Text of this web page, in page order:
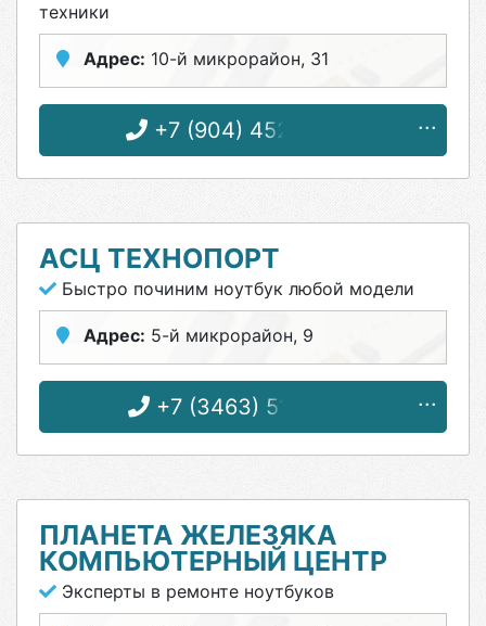
техники
Адрес: 10-й микрорайон, 31
+7 (904) 452-42-28
АСЦ ТЕХНОПОРТ
Быстро починим ноутбук любой модели
Адрес: 5-й микрорайон, 9
+7 (3463) 51-00-12
ПЛАНЕТА ЖЕЛЕЗЯКА
КОМПЬЮТЕРНЫЙ ЦЕНТР
Эксперты в ремонте ноутбуков